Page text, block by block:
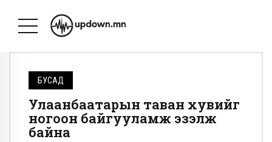
БУСАД
Улаанбаатарын таван хувийг
ногоон байгууламж эзэлж
байна